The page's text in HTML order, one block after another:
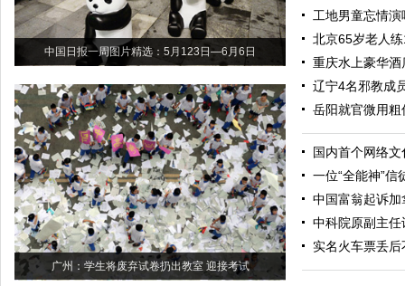
中国日报一周图片精选：5月123日—6月6日
广州：学生将废弃试卷扔出教室 迎接考试
工地男童忘情
北京65岁老人
重庆水上豪华
辽宁4名邪教成
岳阳就官微用
国内首个网络
一位“全能神”信
中国富翁起诉
中科院原副主
实名火车票丢